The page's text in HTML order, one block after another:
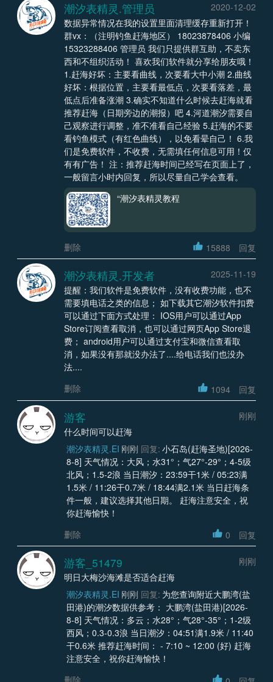
潮汐表精灵.管理员
2020-12-02
数据异常情况在我的设置里面清理缓存重新打开！
群vx：（注明钓鱼赶海地区） 18023878406 小编
15323288406 管理员 我们只提供群互助，不卖东
西和不组织活动！ 喜欢我们软件就分享给朋友哦！
1.赶海好坏：主要看曲线，次要看大中小潮 2.曲线
好坏：根据位置，主要看最低点，次要看落差，最
低点后准备涨潮 3.确实不知道什么时候去赶海就看
推荐赶海（日期旁边的潮报）吧 4.河道潮汐需要自
己观察进行调整，准不准看自己经验 5.赶海的不要
看钓鱼模式（有红色曲线），以免看晕自己！ 6.我
们是免费软件，不收费，无需填任何信息可用！仅
有有广告！ 注：推荐赶海时间已经写在页面上了，
一般留言小时内回复，所以尽量自己学会查看。
“潮汐表精灵教程
删除 15888 回复
潮汐表精灵.开发者
2025-11-19
提醒：我们软件是免费软件，没有收费功能，也不
需要填电话之类的信息； 如下载其它潮汐软件扣费
可以通过下面方式处理： IOS用户可以通过App
Store订阅查看取消，也可以通过网页App Store退
费； android用户可以通过支付宝和微信查看取
消，如果没有那就没办法了....给电话我们也没办
法....
删除
1094 回复
游客
刚刚
什么时间可以赶海
潮汐表精灵.EI 刚刚 回复: 小石岛(赶海圣地)[2026-
8-8] 天气情况：大风；水31°；气27°-29°；4-5级
北风；1.5-2浪 当日潮汐：23:59干1米 / 05:23满
1.5米 / 11:26干0.7米 / 18:44满2.1米 当日赶海条
件一般，建议选择其他日期。 赶海注意安全，祝
你赶海愉快！
删除
0 回复
游客_51479
刚刚
明日大梅沙海滩是否适合赶海
潮汐表精灵.EI 刚刚 回复: 为您查询附近大鹏湾(盐
田港)的潮汐数据供参考： 大鹏湾(盐田港)[2026-
8-8] 天气情况：多云；水28°；气28°-35°；1-2级
西风；0.3-0.3浪 当日潮汐：04:51满1.9米 / 11:40
干0.6米 推荐赶海时间： - 7:10 ~ 12:00 (好) 赶海
注意安全，祝你赶海愉快！